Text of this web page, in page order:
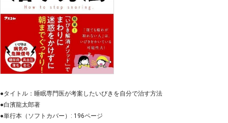
●タイトル：睡眠専門医が考案したいびきを自分で治す方法
●白濱龍太郎著
●単行本（ソフトカバー）: 196ページ